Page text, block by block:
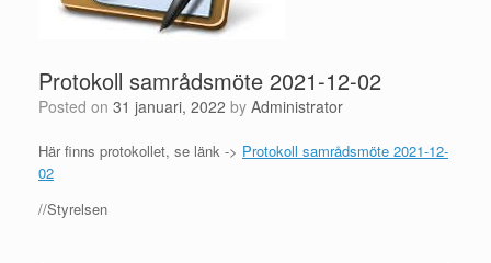
Protokoll samrådsmöte 2021-12-02
Posted on 31 januari, 2022 by Administrator
Här finns protokollet, se länk -> Protokoll samrådsmöte 2021-12-
02
//Styrelsen